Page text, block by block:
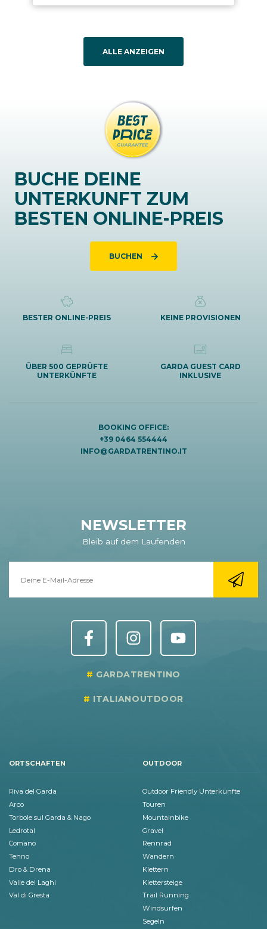
ALLE ANZEIGEN
BUCHE DEINE
UNTERKUNFT ZUM
BESTEN ONLINE-PREIS
BUCHEN
BESTER ONLINE-PREIS KEINE PROVISIONEN
ÜBER 500 GEPRÜFTE
UNTERKÜNFTE
GARDA GUEST CARD
INKLUSIVE
BOOKING OFFICE:
+39 0464 554444
INFO@GARDATRENTINO.IT
NEWSLETTER
Bleib auf dem Laufenden
GARDATRENTINO
ITALIANOUTDOOR
ORTSCHAFTEN
Riva del Garda
Arco
Torbole sul Garda & Nago
Ledrotal
Comano
Tenno
Dro & Drena
Valle dei Laghi
Val di Gresta
OUTDOOR
Outdoor Friendly Unterkünfte
Touren
Mountainbike
Gravel
Rennrad
Wandern
Klettern
Klettersteige
Trail Running
Windsurfen
Segeln